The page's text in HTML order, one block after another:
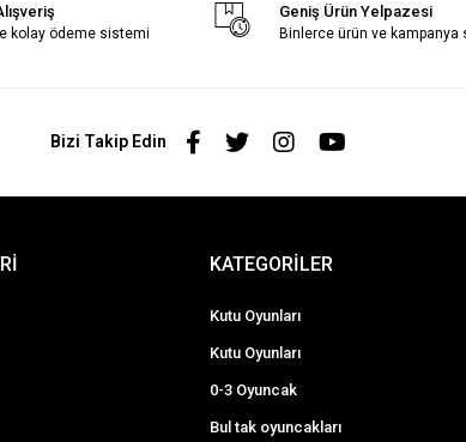
kolay ödeme sistemi
Geniş Ürün Yelpazesi
Binlerce ürün ve kampanya
Bizi Takip Edin
KATEGORİLER
Kutu Oyunları
Kutu Oyunları
0-3 Oyuncak
Bul tak oyuncakları